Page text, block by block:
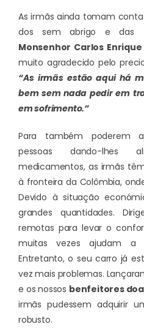
As irmãs ainda tomam
dos sem abrigo e das
Monsenhor Carlos
muito agradecido pelo
“As irmãs estão aqui há
bem sem nada pedir em
em sofrimento.”
Para também poderem
pessoas dando-lhes
medicamentos, as irmãs
à fronteira da Colômbia,
Devido à situação
grandes quantidades.
remotas para levar o
muitas vezes ajudam a
Entretanto, o seu carro já
vez mais problemas.
e os nossos benfeitores
irmãs pudessem adquirir
robusto.